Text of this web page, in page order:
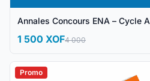
Annales Concours ENA – Cycle A
1 500 XOF4 000
Promo